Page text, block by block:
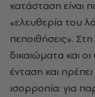
κατάσταση είναι
«ελευθερία του
πεποιθήσεις».
δικαιώματα και
ένταση και
ισορροπία: για